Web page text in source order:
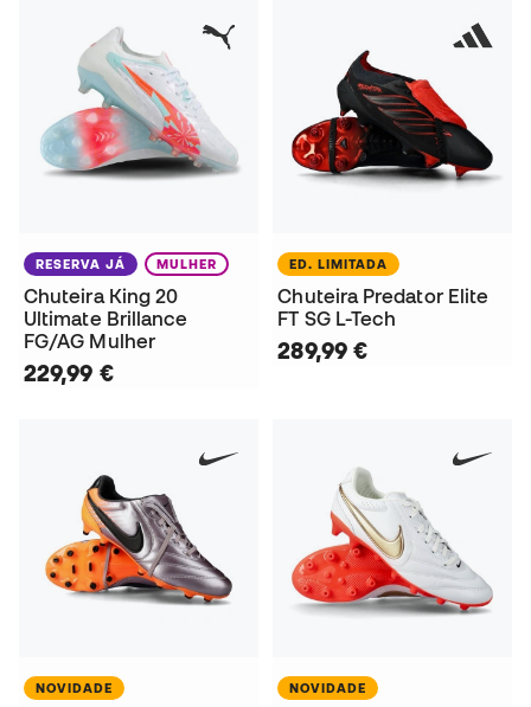
RESERVA JÁ MULHER
Chuteira King 20
Ultimate Brillance
FG/AG Mulher
229,99 €
ED. LIMITADA
Chuteira Predator Elite
FT SG L-Tech
289,99 €
NOVIDADE NOVIDADE